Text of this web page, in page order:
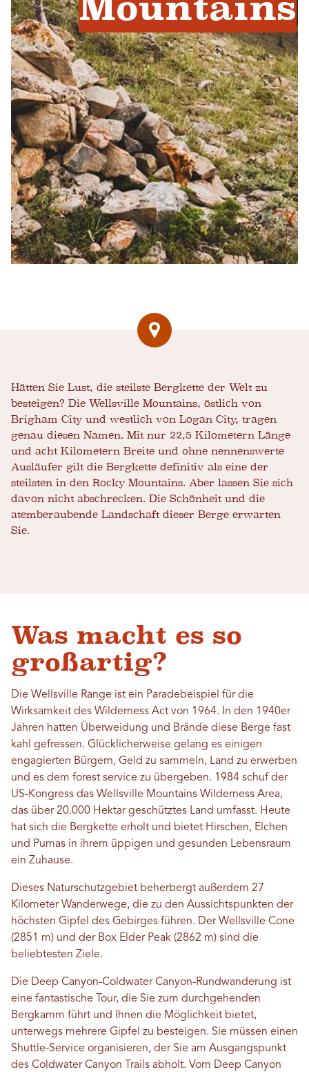
Hätten Sie Lust, die steilste Bergkette der Welt zu
besteigen? Die Wellsville Mountains, östlich von
Brigham City und westlich von Logan City, tragen
genau diesen Namen. Mit nur 22,5 Kilometern Länge
und acht Kilometern Breite und ohne nennenswerte
Ausläufer gilt die Bergkette definitiv als eine der
steilsten in den Rocky Mountains. Aber lassen Sie sich
davon nicht abschrecken. Die Schönheit und die
atemberaubende Landschaft dieser Berge erwarten
Sie.
Was macht es so
großartig?
Die Wellsville Range ist ein Paradebeispiel für die
Wirksamkeit des Wilderness Act von 1964. In den 1940er
Jahren hatten Überweidung und Brände diese Berge fast
kahl gefressen. Glücklicherweise gelang es einigen
engagierten Bürgern, Geld zu sammeln, Land zu erwerben
und es dem forest service zu übergeben. 1984 schuf der
US-Kongress das Wellsville Mountains Wilderness Area,
das über 20.000 Hektar geschütztes Land umfasst. Heute
hat sich die Bergkette erholt und bietet Hirschen, Elchen
und Pumas in ihrem üppigen und gesunden Lebensraum
ein Zuhause.
Dieses Naturschutzgebiet beherbergt außerdem 27
Kilometer Wanderwege, die zu den Aussichtspunkten der
höchsten Gipfel des Gebirges führen. Der Wellsville Cone
(2851 m) und der Box Elder Peak (2862 m) sind die
beliebtesten Ziele.
Die Deep Canyon-Coldwater Canyon-Rundwanderung ist
eine fantastische Tour, die Sie zum durchgehenden
Bergkamm führt und Ihnen die Möglichkeit bietet,
unterwegs mehrere Gipfel zu besteigen. Sie müssen einen
Shuttle-Service organisieren, der Sie am Ausgangspunkt
des Coldwater Canyon Trails abholt. Vom Deep Canyon